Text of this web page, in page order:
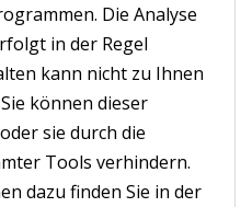
Die Analyse
in der Regel
kann nicht zu Ihnen
können dieser
sie durch die
Tools verhindern.
dazu finden Sie in der